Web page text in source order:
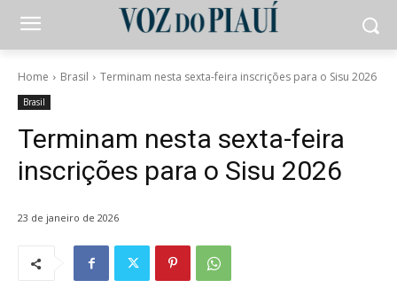
Home Brasil Terminam nesta sexta-feira inscrições para o Sisu 2026
Brasil
Terminam nesta sexta-feira
inscrições para o Sisu 2026
23 de janeiro de 2026